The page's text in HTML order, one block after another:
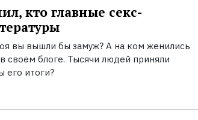
кто главные секс-
вы вышли бы замуж? А на ком женились
своём блоге. Тысячи людей приняли
его итоги?